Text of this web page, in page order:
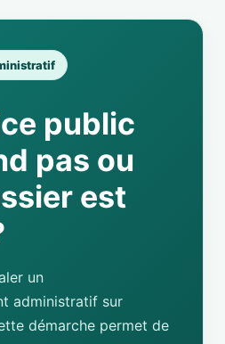
public
pas ou
est
un
administratif sur
démarche permet de